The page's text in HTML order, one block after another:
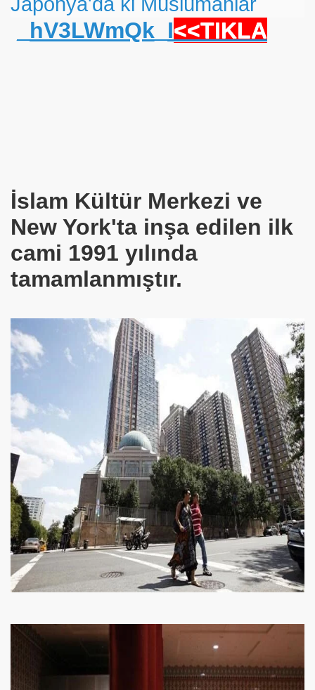
_hV3LWmQk_I<<TIKLA
İslam Kültür Merkezi ve
New York'ta inşa edilen ilk
cami 1991 yılında
tamamlanmıştır.
Oldu